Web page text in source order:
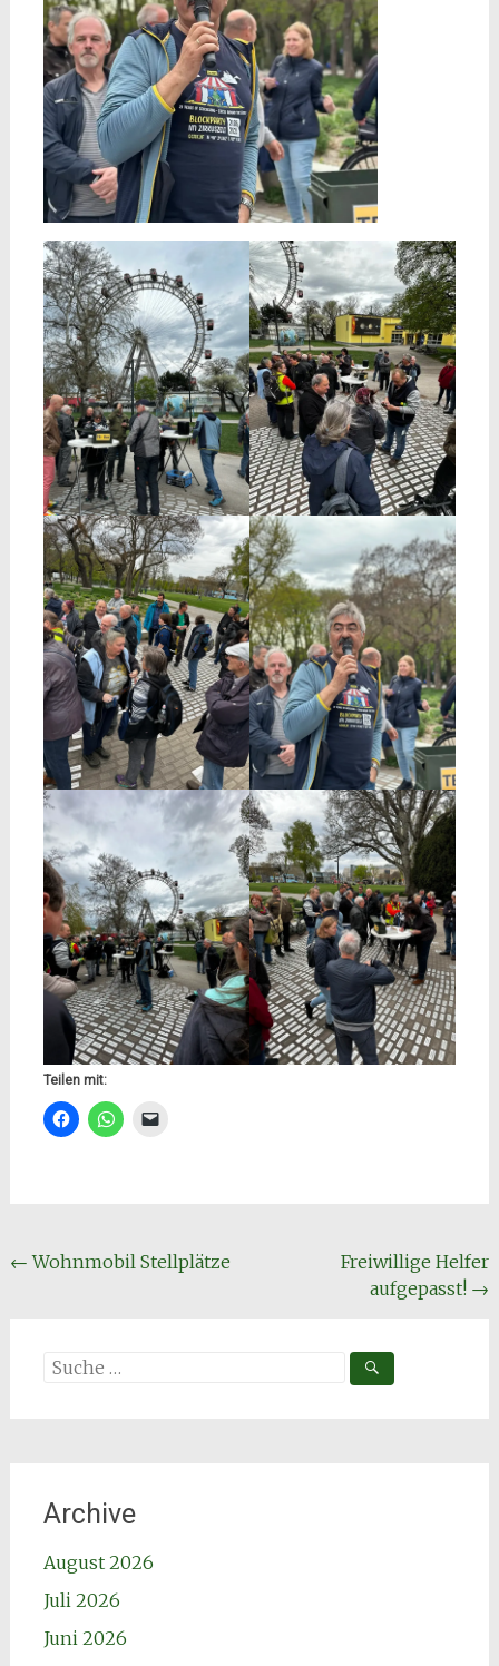
Teilen mit:
Beitragsnavigation
← Wohnmobil Stellplätze
Freiwillige Helfer
aufgepasst! →
Suche
Archive
August 2026
Juli 2026
Juni 2026